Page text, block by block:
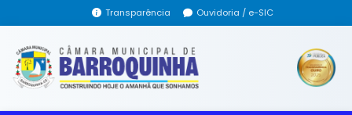
Transparência Ouvidoria / e-SIC